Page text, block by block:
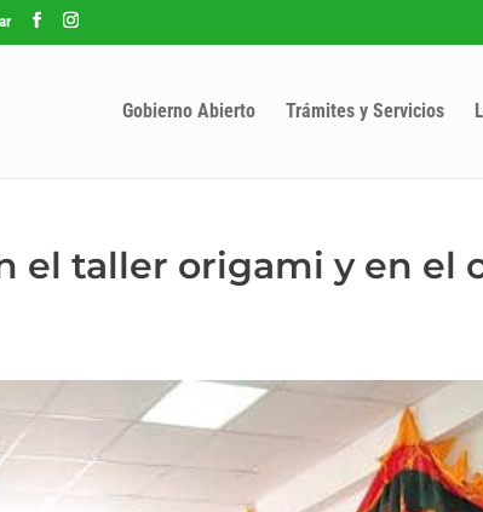
Gobierno Abierto Trámites y Servicios
el taller origami y en el